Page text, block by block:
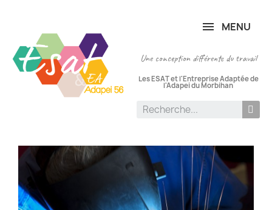
MENU
Une conception différente du travail
Les ESAT et l'Entreprise Adaptée de
l'Adapei du Morbihan